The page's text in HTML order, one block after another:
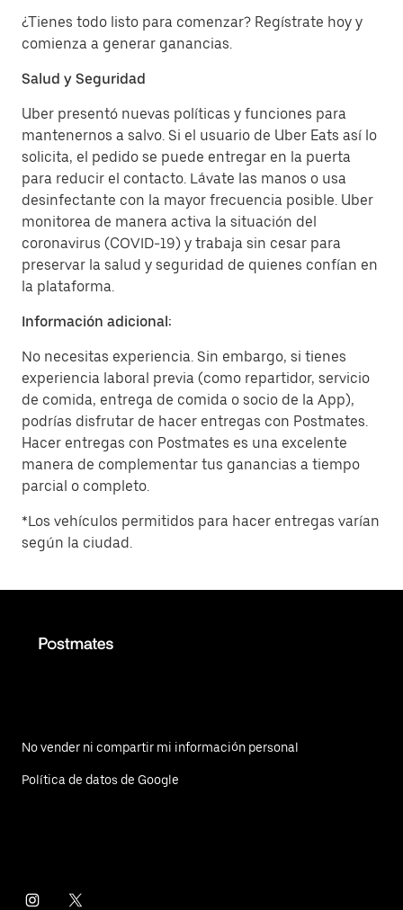
¿Tienes todo listo para comenzar? Regístrate hoy y
comienza a generar ganancias.
Salud y Seguridad
Uber presentó nuevas políticas y funciones para
mantenernos a salvo. Si el usuario de Uber Eats así lo
solicita, el pedido se puede entregar en la puerta
para reducir el contacto. Lávate las manos o usa
desinfectante con la mayor frecuencia posible. Uber
monitorea de manera activa la situación del
coronavirus (COVID-19) y trabaja sin cesar para
preservar la salud y seguridad de quienes confían en
la plataforma.
Información adicional:
No necesitas experiencia. Sin embargo, si tienes
experiencia laboral previa (como repartidor, servicio
de comida, entrega de comida o socio de la App),
podrías disfrutar de hacer entregas con Postmates.
Hacer entregas con Postmates es una excelente
manera de complementar tus ganancias a tiempo
parcial o completo.
*Los vehículos permitidos para hacer entregas varían
según la ciudad.
No vender ni compartir mi información personal
Política de datos de Google